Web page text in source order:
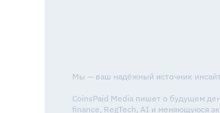
Мы — ваш надёжный источник
CoinsPaid Media пишет о будущем
finance, RegTech, AI и меняющуюся